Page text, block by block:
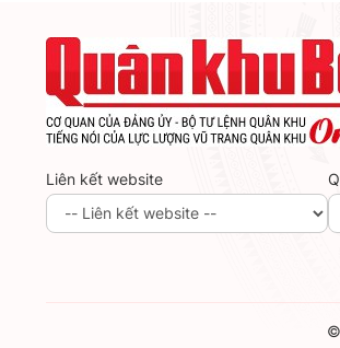
Liên kết website
©